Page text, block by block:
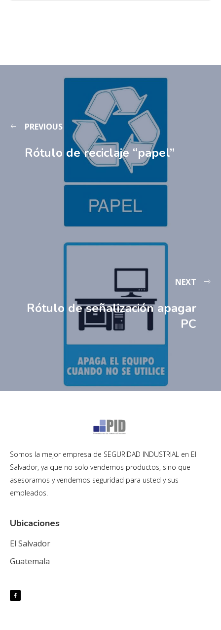
PREVIOUS
Rótulo de reciclaje “papel”
NEXT
Rótulo de señalización apagar
PC
Somos la mejor empresa de SEGURIDAD INDUSTRIAL en El
Salvador, ya que no solo vendemos productos, sino que
asesoramos y vendemos seguridad para usted y sus
empleados.
Ubicaciones
El Salvador
Guatemala